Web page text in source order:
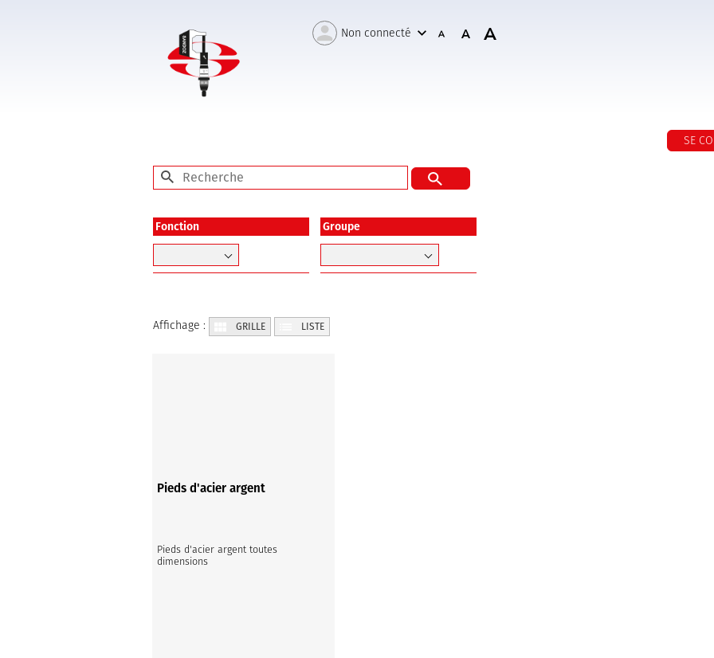
Non connecté
SE
Fonction Groupe
Affichage : GRILLE LISTE
Pieds d'acier argent
Pieds d'acier argent toutes
dimensions